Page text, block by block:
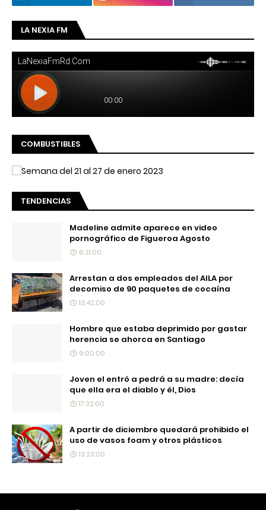
LA NEXIA FM
COMBUSTIBLES
TENDENCIAS
Madeline admite aparece en video
pornográfico de Figueroa Agosto
6:31:00
Arrestan a dos empleados del AILA por
decomiso de 90 paquetes de cocaína
13:42:00
Hombre que estaba deprimido por gastar
herencia se ahorca en Santiago
9:00:00
Joven el entró a pedrá a su madre: decía
que ella era el diablo y él, Dios
17:32:00
A partir de diciembre quedará prohibido el
uso de vasos foam y otros plásticos
13:23:00